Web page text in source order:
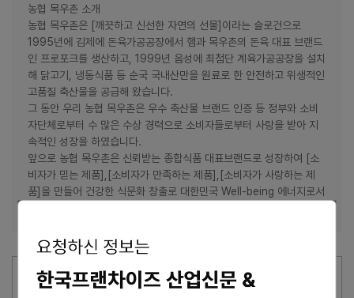
농협 목우촌 소개
농협 목우촌은 [깨끗하고 신선한 자연의 선물]이라는 슬로건으로
1995년에 김제에 돈육가공공장에서 햄과 목우촌의 돈육 대표 브랜드
인 프로포크를 생산하고, 1999년 음성에 최첨단 계육가공공장을 설치
해 닭고기, 냉동식품 등 순국 국내산만을 원료로 한 안전하고 위생적인
고품질 축산물을 공급해 왔습니다.
그 동안 우리 농협 목우촌은 우수 축산물 브랜드 인증 등 정부와 소비
자단체로부터 수 많은 수상 경력으로 소비자들로부터 사랑을 받아 지
속적인 성장을 하였습니다.
앞으로 농협 목우촌은 신뢰받는 종합식품 대표브랜드로 성장하여 [소
비자가 믿는 제품],[소비자가 만족하는 제품],[소비자가 사랑하는 제
품]을 만들어 건강한 식문화 창출로 대한민국 Well-being 에너지로서
한국프랜차이즈산업신문 담당자에 의해 최종 수정된 내용입니다. 최종